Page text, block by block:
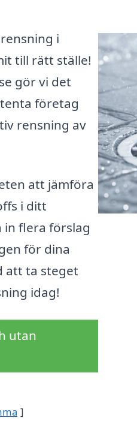
i
till rätt ställe!
gör vi det
företag
rensning av
att jämföra
i ditt
in flera förslag
för dina
att ta steget
idag!
utan